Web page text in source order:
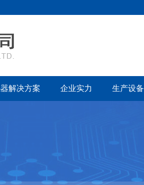
解决方案 企业实力 生产设备